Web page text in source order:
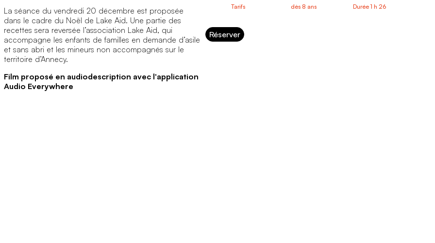
La séance du vendredi 20 décembre est proposée
dans le cadre du Noël de Lake Aid. Une partie des
recettes sera reversée l’association Lake Aid, qui
accompagne les enfants de familles en demande d’asile
et sans abri et les mineurs non accompagnés sur le
territoire d’Annecy.
Film proposé en audiodescription avec l'application
Audio Everywhere
Tarifs dès 8 ans Durée 1 h 26
Réserver